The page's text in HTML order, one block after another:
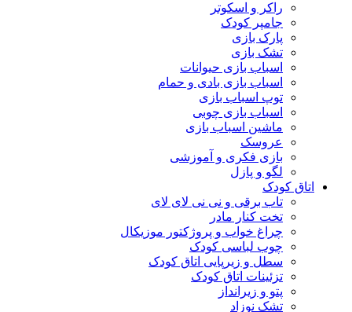
راکر و اسکوتر
جامپر کودک
پارک بازی
تشک بازی
اسباب بازی حیوانات
اسباب بازی بادی و حمام
توپ اسباب بازی
اسباب بازی چوبی
ماشین اسباب بازی
عروسک
بازی فکری و آموزشی
لگو و پازل
اتاق کودک
تاب برقی و نی نی لای لای
تخت کنار مادر
چراغ خواب و پروژکتور موزیکال
چوب لباسی کودک
سطل و زیرپایی اتاق کودک
تزئینات اتاق کودک
پتو و زیرانداز
تشک نوزاد